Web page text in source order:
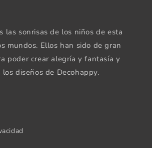
las sonrisas de los niños de esta
mundos. Ellos han sido de gran
poder crear alegría y fantasía y
diseños de Decohappy.